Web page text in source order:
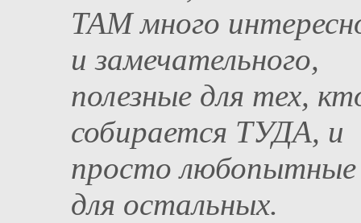
ТАМ много
и замечательного,
полезные для тех,
собирается ТУДА, и
просто любопытные
для остальных.